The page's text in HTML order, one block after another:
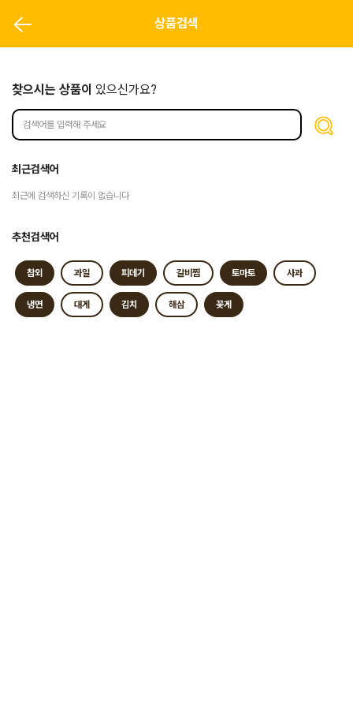
상품검색
찾으시는 상품이 있으신가요?
최근검색어
최근에 검색하신 기록이 없습니다
추천검색어
참외 과일 피데기 갈비찜 토마토 사과
냉면 대게 김치 해삼 꽃게